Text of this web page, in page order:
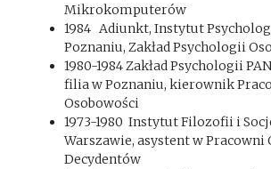
Mikrokomputerów
1984 Adiunkt, Instytut
Poznaniu, Zakład Psychologii
1980-1984 Zakład Psychologii
filia w Poznaniu, kierownik
Osobowości
1973-1980 Instytut Filozofii i
Warszawie, asystent w Pracowni
Decydentów